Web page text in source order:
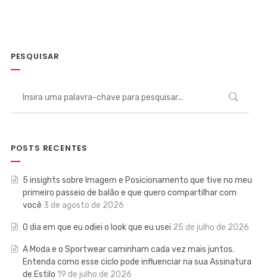
PESQUISAR
POSTS RECENTES
5 insights sobre Imagem e Posicionamento que tive no meu
primeiro passeio de balão e que quero compartilhar com
você 3 de agosto de 2026
O dia em que eu odiei o look que eu usei 25 de julho de 2026
A Moda e o Sportwear caminham cada vez mais juntos.
Entenda como esse ciclo pode influenciar na sua Assinatura
de Estilo 19 de julho de 2026